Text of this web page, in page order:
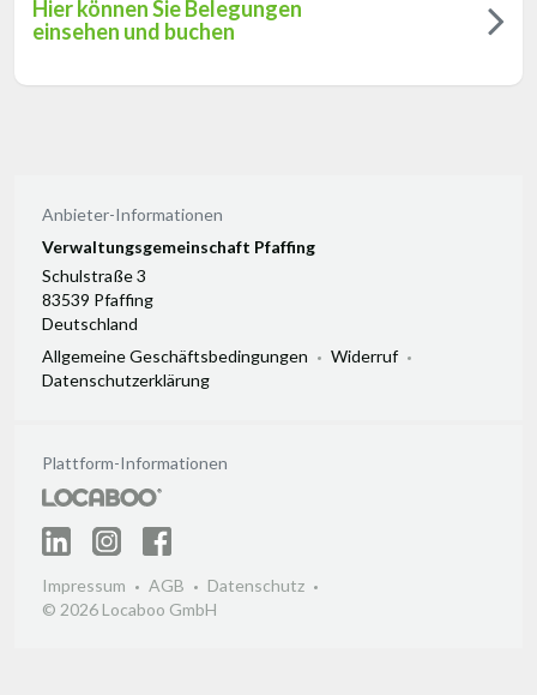
Hier können Sie Belegungen
einsehen und buchen
Anbieter-Informationen
Verwaltungsgemeinschaft Pfaffing
Schulstraße 3
83539 Pfaffing
Deutschland
Allgemeine Geschäftsbedingungen
Widerruf
Datenschutzerklärung
Plattform-Informationen
Impressum AGB
Datenschutz
© 2026 Locaboo GmbH